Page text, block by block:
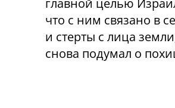
главной целью
что с ним связано в
и стерты с лица
снова подумал о